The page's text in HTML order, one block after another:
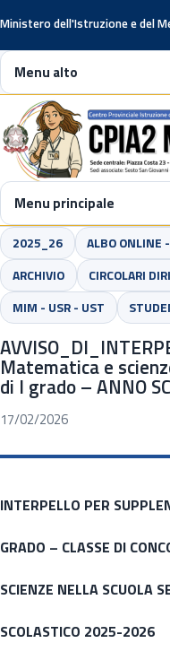
Ministero dell'Istruzione e del
Menu alto
Menu principale
2025_26
ALBO ONLINE
ARCHIVIO
CIRCOLARI
MIM - USR - UST
Matematica e
di I grado – ANNO
17/02/2026
INTERPELLO PER
GRADO – CLASSE DI
SCIENZE NELLA SCUOLA
SCOLASTICO 2025-2026